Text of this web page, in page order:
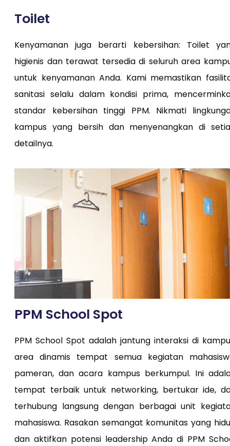
Toilet
Kenyamanan juga berarti kebersihan: Toilet
higienis dan terawat tersedia di seluruh area
untuk kenyamanan Anda. Kami memastikan
sanitasi selalu dalam kondisi prima,
standar kebersihan tinggi PPM. Nikmati
kampus yang bersih dan menyenangkan di
detailnya.
PPM School Spot
PPM School Spot adalah jantung interaksi di
area dinamis tempat semua kegiatan
pameran, dan acara kampus berkumpul. Ini
tempat terbaik untuk networking, bertukar ide,
terhubung langsung dengan berbagai unit
mahasiswa. Rasakan semangat komunitas yang
dan aktifkan potensi leadership Anda di PPM